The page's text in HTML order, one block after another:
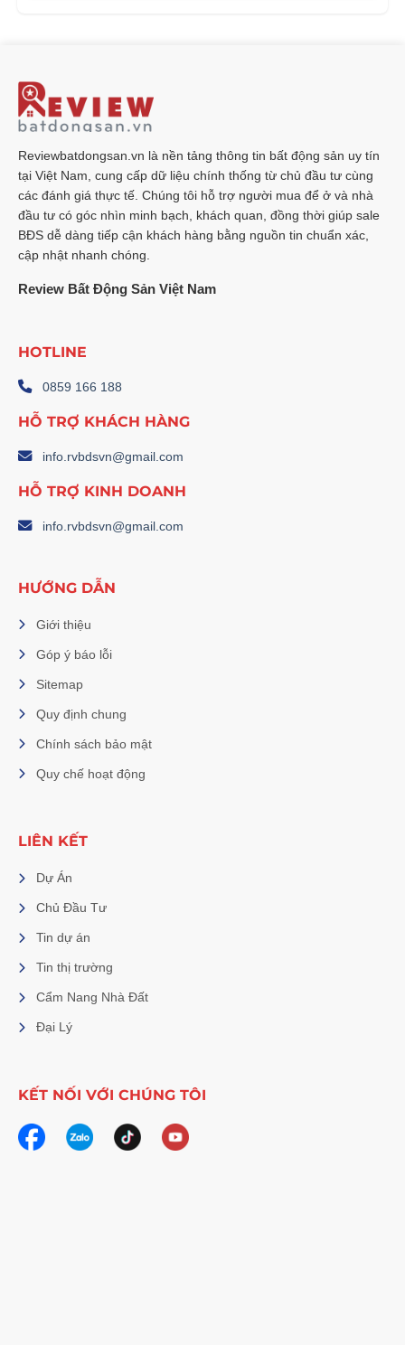
Reviewbatdongsan.vn là nền tảng thông tin bất động sản uy tín
tại Việt Nam, cung cấp dữ liệu chính thống từ chủ đầu tư cùng
các đánh giá thực tế. Chúng tôi hỗ trợ người mua để ở và nhà
đầu tư có góc nhìn minh bạch, khách quan, đồng thời giúp sale
BĐS dễ dàng tiếp cận khách hàng bằng nguồn tin chuẩn xác,
cập nhật nhanh chóng.
Review Bất Động Sản Việt Nam
HOTLINE
0859 166 188
HỖ TRỢ KHÁCH HÀNG
info.rvbdsvn@gmail.com
HỖ TRỢ KINH DOANH
info.rvbdsvn@gmail.com
HƯỚNG DẪN
Giới thiệu
Góp ý báo lỗi
Sitemap
Quy định chung
Chính sách bảo mật
Quy chế hoạt động
LIÊN KẾT
Dự Án
Chủ Đầu Tư
Tin dự án
Tin thị trường
Cẩm Nang Nhà Đất
Đại Lý
KẾT NỐI VỚI CHÚNG TÔI